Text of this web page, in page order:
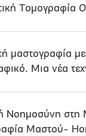
Τομογραφία
μαστογραφία με
Μια νέα
Νοημοσύνη στη
Μαστού-